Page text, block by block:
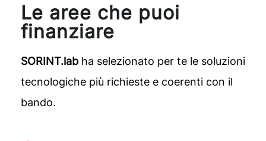
Le aree che puoi
finanziare
SORINT.labha selezionato per te le soluzioni
tecnologiche più richieste e coerenti con il
bando.